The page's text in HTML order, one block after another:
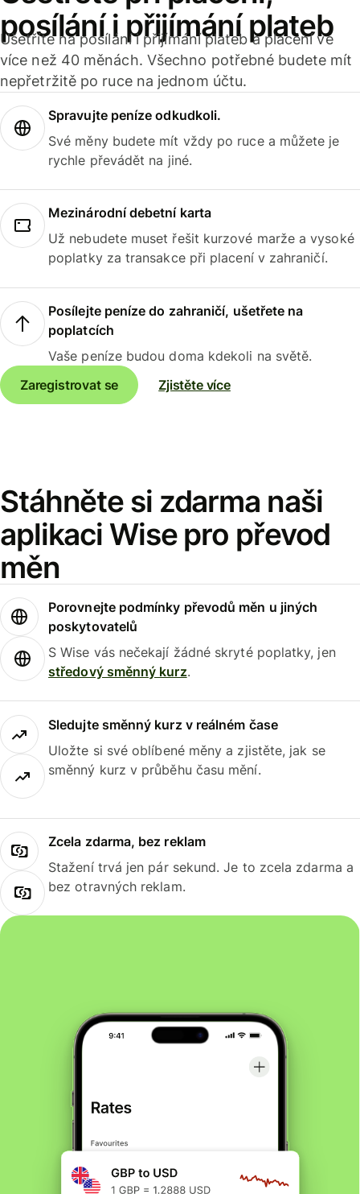
posílání i přijímání plateb
Ušetříte na posílání i přijímání plateb a placení ve
více než 40 měnách. Všechno potřebné budete mít
nepřetržitě po ruce na jednom účtu.
Spravujte peníze odkudkoli.
Své měny budete mít vždy po ruce a můžete je
rychle převádět na jiné.
Mezinárodní debetní karta
Už nebudete muset řešit kurzové marže a vysoké
poplatky za transakce při placení v zahraničí.
Posílejte peníze do zahraničí, ušetřete na
poplatcích
Vaše peníze budou doma kdekoli na světě.
Zaregistrovat se
Zjistěte více
Stáhněte si zdarma naši
aplikaci Wise pro převod
měn
Porovnejte podmínky převodů měn u jiných
poskytovatelů
S Wise vás nečekají žádné skryté poplatky, jen
středový směnný kurz.
Sledujte směnný kurz v reálném čase
Uložte si své oblíbené měny a zjistěte, jak se
směnný kurz v průběhu času mění.
Zcela zdarma, bez reklam
Stažení trvá jen pár sekund. Je to zcela zdarma a
bez otravných reklam.